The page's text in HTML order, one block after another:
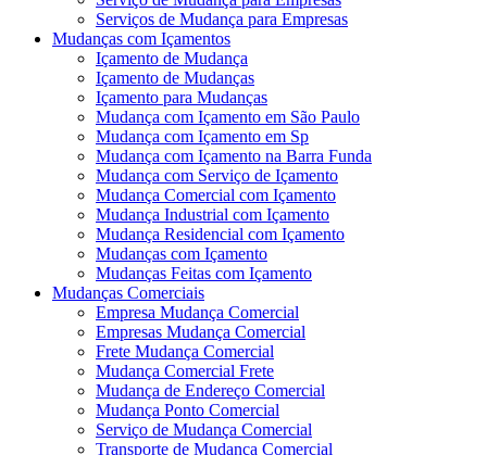
Serviços de Mudança para Empresas
Mudanças com Içamentos
Içamento de Mudança
Içamento de Mudanças
Içamento para Mudanças
Mudança com Içamento em São Paulo
Mudança com Içamento em Sp
Mudança com Içamento na Barra Funda
Mudança com Serviço de Içamento
Mudança Comercial com Içamento
Mudança Industrial com Içamento
Mudança Residencial com Içamento
Mudanças com Içamento
Mudanças Feitas com Içamento
Mudanças Comerciais
Empresa Mudança Comercial
Empresas Mudança Comercial
Frete Mudança Comercial
Mudança Comercial Frete
Mudança de Endereço Comercial
Mudança Ponto Comercial
Serviço de Mudança Comercial
Transporte de Mudança Comercial